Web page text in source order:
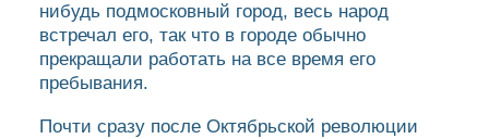
нибудь подмосковный город, весь народ
встречал его, так что в городе обычно
прекращали работать на все время его
пребывания.
Почти сразу после Октябрьской революции